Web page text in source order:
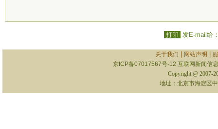
打印 发E-mail给
关于我们 网站声明
京ICP备07017567号-12 互联网新闻信
Copyright @ 2007-
地址：北京市海淀区